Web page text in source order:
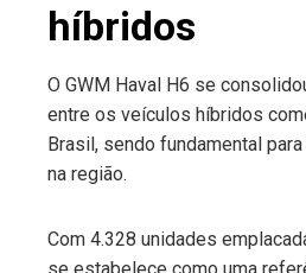
híbridos
O GWM Haval H6 se
entre os veículos híbridos
Brasil, sendo fundamental
na região.
Com 4.328 unidades